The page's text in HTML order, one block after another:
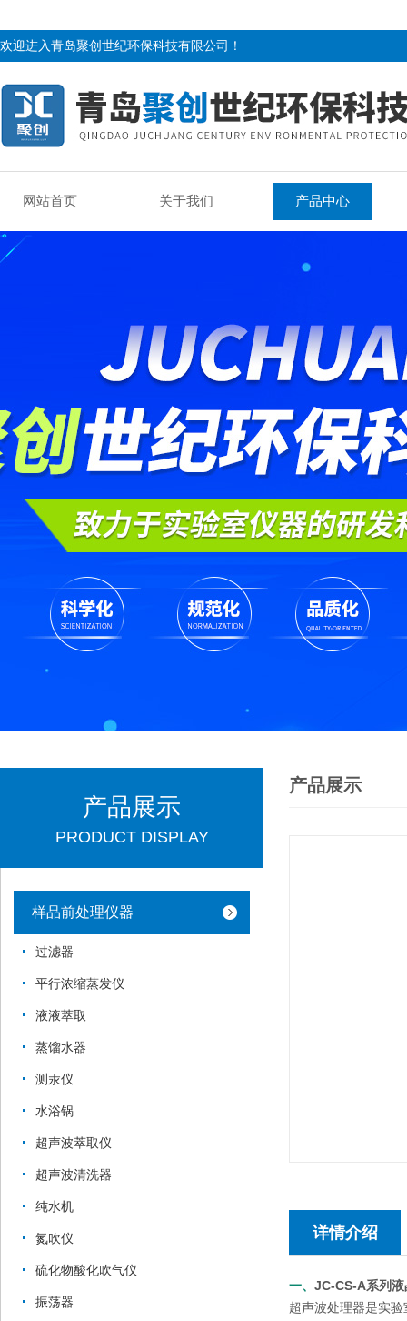
欢迎进入青岛聚创世纪环保科技有限公司！
网站首页 关于我们 产品中心
产品展示
PRODUCT DISPLAY
样品前处理仪器
过滤器
平行浓缩蒸发仪
液液萃取
蒸馏水器
测汞仪
水浴锅
超声波萃取仪
超声波清洗器
纯水机
氮吹仪
硫化物酸化吹气仪
振荡器
产品展示
详情介绍
一、 JC-CS-A系列
超声波处理器是实